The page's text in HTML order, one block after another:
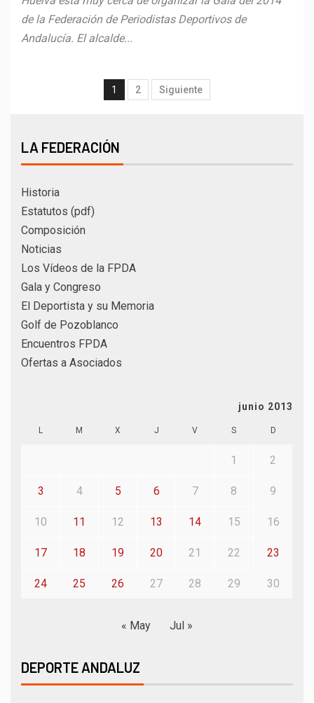
de la Federación de Periodistas Deportivos de
Andalucía. El alcalde...
1 2 Siguiente
LA FEDERACIÓN
Historia
Estatutos (pdf)
Composición
Noticias
Los Vídeos de la FPDA
Gala y Congreso
El Deportista y su Memoria
Golf de Pozoblanco
Encuentros FPDA
Ofertas a Asociados
junio 2013
L M X J V S D
1 2
3 4 5 6 7 8 9
10 11 12 13 14 15 16
17 18 19 20 21 22 23
24 25 26 27 28 29 30
« May Jul »
DEPORTE ANDALUZ